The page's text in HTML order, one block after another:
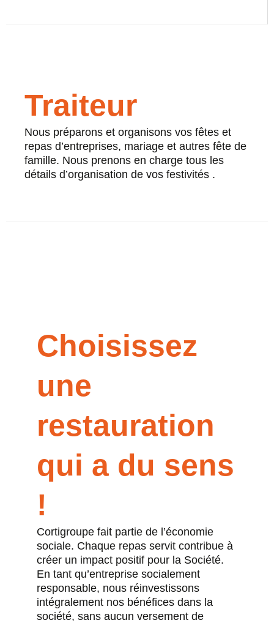
Traiteur
Nous préparons et organisons vos fêtes et
repas d’entreprises, mariage et autres fête de
famille. Nous prenons en charge tous les
détails d’organisation de vos festivités .
Choisissez
une
restauration
qui a du sens
!
Cortigroupe fait partie de l’économie
sociale. Chaque repas servit contribue à
créer un impact positif pour la Société.
En tant qu’entreprise socialement
responsable, nous réinvestissons
intégralement nos bénéfices dans la
société, sans aucun versement de